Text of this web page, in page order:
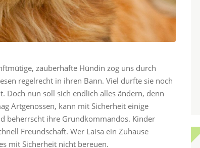
zauberhafte Hündin zog uns durch
regelrecht in ihren Bann. Viel durfte sie noch
Doch nun soll sich endlich alles ändern, denn
Artgenossen, kann mit Sicherheit einige
beherrscht ihre Grundkommandos. Kinder
Freundschaft. Wer Laisa ein Zuhause
mit Sicherheit nicht bereuen.